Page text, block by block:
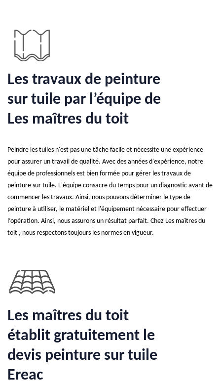
Les travaux de peinture
sur tuile par l’équipe de
Les maîtres du toit
Peindre les tuiles n'est pas une tâche facile et nécessite une expérience
pour assurer un travail de qualité. Avec des années d'expérience, notre
équipe de professionnels est bien formée pour gérer les travaux de
peinture sur tuile. L'équipe consacre du temps pour un diagnostic avant de
commencer les travaux. Ainsi, nous pouvons déterminer le type de
peinture à utiliser, le matériel et l'équipement nécessaire pour effectuer
l’opération. Ainsi, nous assurons un résultat parfait. Chez Les maîtres du
toit , nous respectons toujours les normes en vigueur.
Les maîtres du toit
établit gratuitement le
devis peinture sur tuile
Ereac